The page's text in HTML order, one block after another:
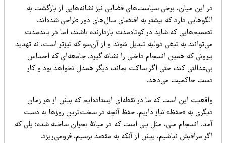
این میان، برخی سیاست‌های قضایی نیز نشانه‌هایی از بازگشت به
دارد که بیشتر به اقتضای سال‌های دور طراحی شده‌اند.
که شاید در کوتاه‌مدت بازدارنده باشند، اما در بلندمدت
به تیغی دولبه تبدیل شوند و از آن‌سو که تیزتر است، نه تهدید
که همین انسجام داخلی را نشانه گیرد. جامعه‌ای که احساس
کند، حتی اگر ساکت بماند، دیگر همدل نخواهد بود و کار
حاکمیت می‌دهد.
این است که ما در نقطه‌ای ایستاده‌ایم که بیش از هر زمان
به «حفظ» نیاز داریم. حفظ آنچه در سخت‌ترین روزها به دست
انسجام ملی، مثل پلی است که در میانۀ بحران ساخته شده؛ پلی که
مراقبش نباشیم، پیش از آنکه به مقصد برسیم، فرومی‌ریزد.